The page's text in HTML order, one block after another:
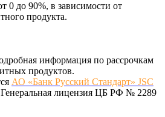
0 до 90%, в зависимости от
продукта.
информация по рассрочкам
продуктов.
АО «Банк Русский Стандарт» JSC
Генеральная лицензия ЦБ РФ № 2289